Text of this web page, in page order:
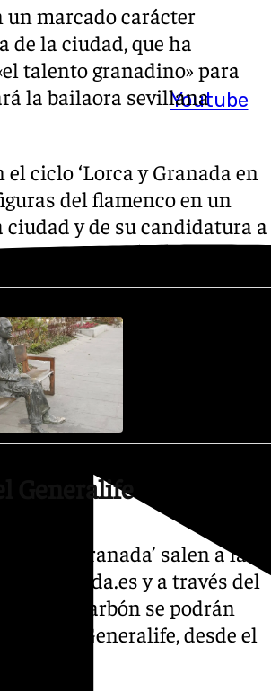
Youtube
un marcado carácter
de la ciudad, que ha
talento granadino» para
la bailaora sevillana
ciclo ‘Lorca y Granada en
del flamenco en un
ciudad y de su candidatura a
Generalife
y Granada’ salen a la
y a través del
del Carbón se podrán
del Generalife, desde el